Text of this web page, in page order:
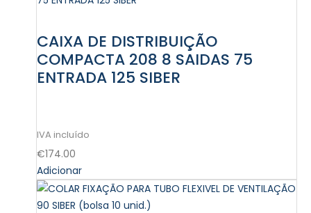
CAIXA DE DISTRIBUIÇÃO
COMPACTA 208 8 SAIDAS 75
ENTRADA 125 SIBER
€174.00
Adicionar